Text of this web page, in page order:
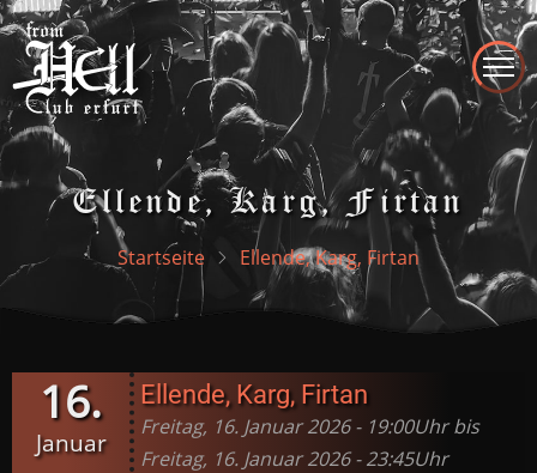
Direkt
zum
Inhalt
Ellende, Karg, Firtan
Startseite Ellende, Karg, Firtan
16.
Januar
Ellende, Karg, Firtan
Freitag, 16. Januar 2026 - 19:00Uhr bis
Freitag, 16. Januar 2026 - 23:45Uhr